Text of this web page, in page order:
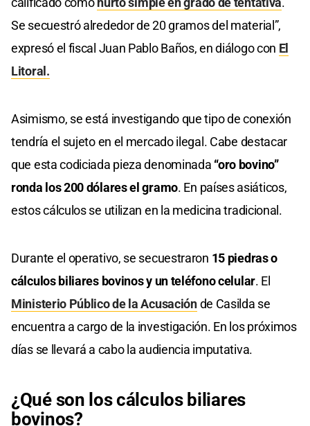
Se secuestró alrededor de 20 gramos del material”,
expresó el fiscal Juan Pablo Baños, en diálogo con El
Litoral.
Asimismo, se está investigando que tipo de conexión
tendría el sujeto en el mercado ilegal. Cabe destacar
que esta codiciada pieza denominada “oro bovino”
ronda los 200 dólares el gramo. En países asiáticos,
estos cálculos se utilizan en la medicina tradicional.
Durante el operativo, se secuestraron 15 piedras o
cálculos biliares bovinos y un teléfono celular. El
Ministerio Público de la Acusaciónde Casilda se
encuentra a cargo de la investigación. En los próximos
días se llevará a cabo la audiencia imputativa.
¿Qué son los cálculos biliares
bovinos?